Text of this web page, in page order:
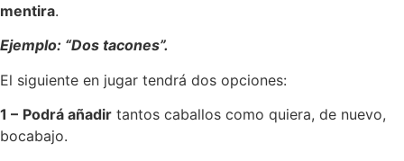
mentira.
Ejemplo: “Dos tacones”.
El siguiente en jugar tendrá dos opciones:
1 – Podrá añadir tantos caballos como quiera, de nuevo,
bocabajo.